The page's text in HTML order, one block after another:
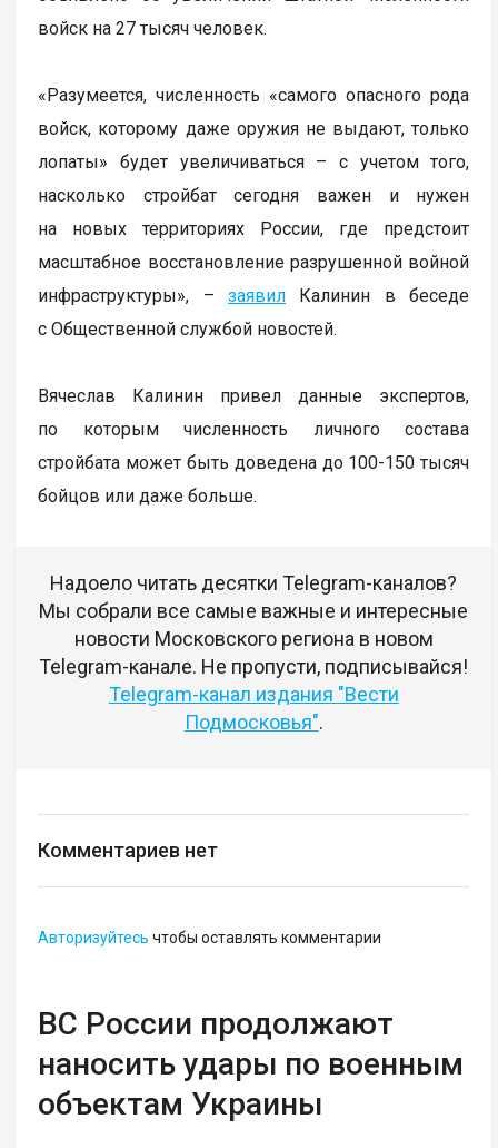
войск на 27 тысяч человек.
«Разумеется, численность «самого опасного рода
войск, которому даже оружия не выдают, только
лопаты» будет увеличиваться – с учетом того,
насколько стройбат сегодня важен и нужен
на новых территориях России, где предстоит
масштабное восстановление разрушенной войной
инфраструктуры», –заявил Калинин в беседе
с Общественной службой новостей.
Вячеслав Калинин привел данные экспертов,
по которым численность личного состава
стройбата может быть доведена до 100-150 тысяч
бойцов или даже больше.
Надоело читать десятки Telegram-каналов?
Мы собрали все самые важные и интересные
новости Московского региона в новом
Telegram-канале. Не пропусти, подписывайся!
Telegram-канал издания "Вести
Подмосковья".
Комментариев нет
Авторизуйтесь чтобы оставлять комментарии
ВС России продолжают
наносить удары по военным
объектам Украины